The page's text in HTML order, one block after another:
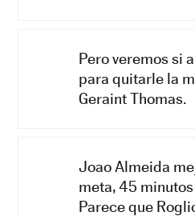
Pero veremos si
para quitarle la
Geraint Thomas.
Joao Almeida
meta, 45
Parece que